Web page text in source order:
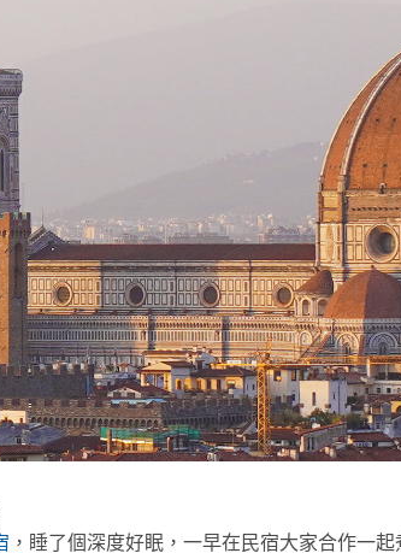
，睡了個深度好眠，一早在民宿大家合作一